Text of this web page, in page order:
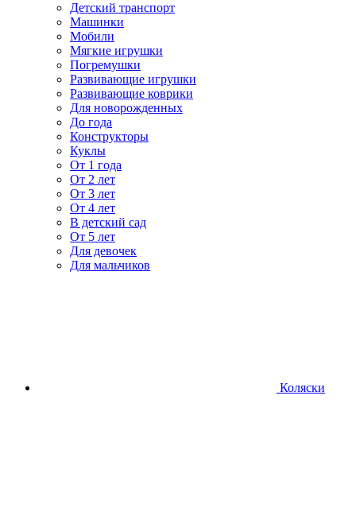
Детский транспорт
Машинки
Мобили
Мягкие игрушки
Погремушки
Развивающие игрушки
Развивающие коврики
Для новорожденных
До года
Конструкторы
Куклы
От 1 года
От 2 лет
От 3 лет
От 4 лет
В детский сад
От 5 лет
Для девочек
Для мальчиков
Коляски